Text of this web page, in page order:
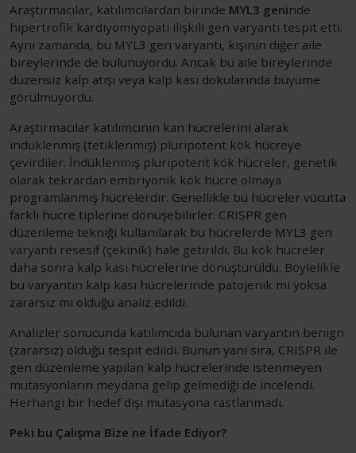
Araştırmacılar, katılımcılardan birinde MYL3 geninde
hipertrofik kardiyomiyopati ilişkili gen varyantı tespit etti.
Aynı zamanda, bu MYL3 gen varyantı, kişinin diğer aile
bireylerinde de bulunuyordu. Ancak bu aile bireylerinde
düzensiz kalp atışı veya kalp kası dokularında büyüme
görülmüyordu.
Araştırmacılar katılımcının kan hücrelerini alarak
indüklenmiş (tetiklenmiş) pluripotent kök hücreye
çevirdiler. İndüklenmiş pluripotent kök hücreler, genetik
olarak tekrardan embriyonik kök hücre olmaya
programlanmış hücrelerdir. Genellikle bu hücreler vücutta
farklı hücre tiplerine dönüşebilirler. CRISPR gen
düzenleme tekniği kullanılarak bu hücrelerde MYL3 gen
varyantı resesif (çekinik) hale getirildi. Bu kök hücreler
daha sonra kalp kası hücrelerine dönüştürüldü. Böylelikle
bu varyantın kalp kası hücrelerinde patojenik mi yoksa
zararsız mı olduğu analiz edildi.
Analizler sonucunda katılımcıda bulunan varyantın benign
(zararsız) olduğu tespit edildi. Bunun yanı sıra, CRISPR ile
gen düzenleme yapılan kalp hücrelerinde istenmeyen
mutasyonların meydana gelip gelmediği de incelendi.
Herhangi bir hedef dışı mutasyona rastlanmadı.
Peki bu Çalışma Bize ne İfade Ediyor?